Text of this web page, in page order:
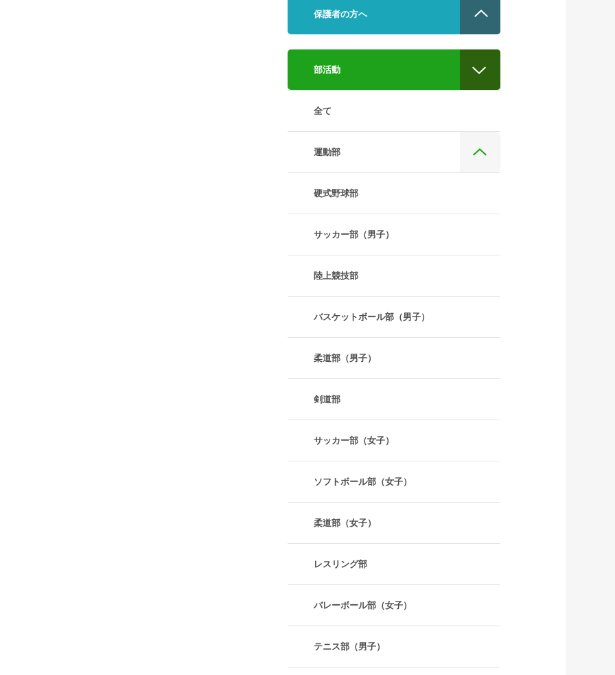
保護者の方へ
部活動
全て
運動部
硬式野球部
サッカー部（男子）
陸上競技部
バスケットボール部（男子）
柔道部（男子）
剣道部
サッカー部（女子）
ソフトボール部（女子）
柔道部（女子）
レスリング部
バレーボール部（女子）
テニス部（男子）